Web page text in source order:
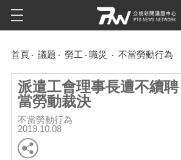
首頁 議題 勞工 職災 不當勞動行為
派遣工會理事長遭不續
當勞動裁決
不當勞動行為
2019.10.08